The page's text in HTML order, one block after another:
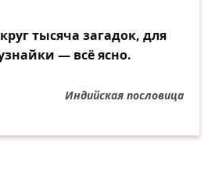
тысяча загадок, для
— всё ясно.
Индийская пословица